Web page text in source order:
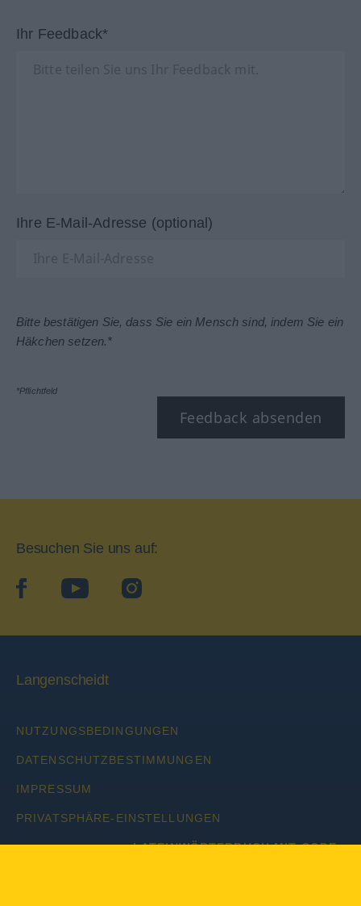
Ihr Feedback*
Ihre E-Mail-Adresse (optional)
Bitte bestätigen Sie, dass Sie ein Mensch sind, indem Sie ein
Häkchen setzen.*
*Pflichtfeld
Feedback absenden
Besuchen Sie uns auf:
facebookYouTube Instagram
Langenscheidt
NUTZUNGSBEDINGUNGEN
DATENSCHUTZBESTIMMUNGEN
IMPRESSUM
PRIVATSPHÄRE-EINSTELLUNGEN
LATEINWÖRTERBUCH MIT CODE